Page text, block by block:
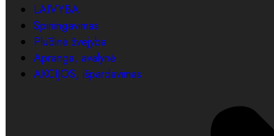
LAIVYBA
Spiningavimas
Plūdinė žvejyba
Apranga, avalynė
AKCIJOS, išpardavimas